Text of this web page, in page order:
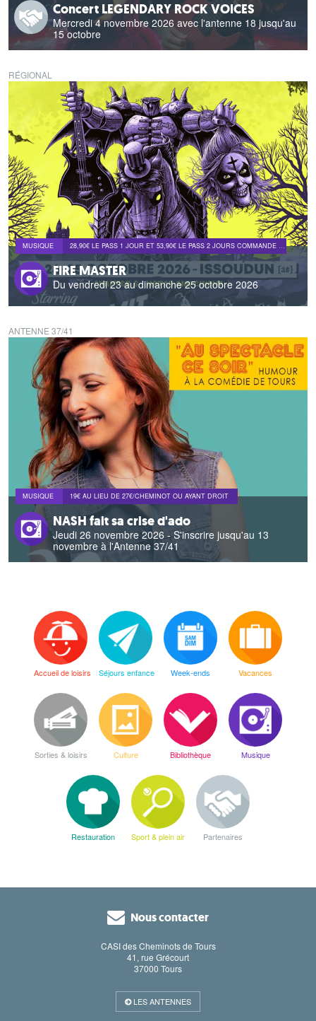
Concert LEGENDARY ROCK VOICES
Mercredi 4 novembre 2026 avec l'antenne 18 jusqu'au
15 octobre
RÉGIONAL
MUSIQUE 28,90€ LE PASS 1 JOUR ET 53,90€ LE PASS 2 JOURS COMMANDE LIMITÉE AU FOYER FISCAL DE L'AGENT ET AUX STOCKS DISPONIBLES.
FIRE MASTER
Du vendredi 23 au dimanche 25 octobre 2026
ANTENNE 37/41
MUSIQUE 19€ AU LIEU DE 27€/CHEMINOT OU AYANT DROIT
NASH fait sa crise d'ado
Jeudi 26 novembre 2026 - S'inscrire jusqu'au 13
novembre à l'Antenne 37/41
Accueil de loisirs Séjours enfance Week-ends Vacances
Sorties & loisirs Culture Bibliothèque Musique
Restauration Sport & plein air Partenaires
Nous contacter
CASI des Cheminots de Tours
41, rue Grécourt
37000 Tours
LES ANTENNES